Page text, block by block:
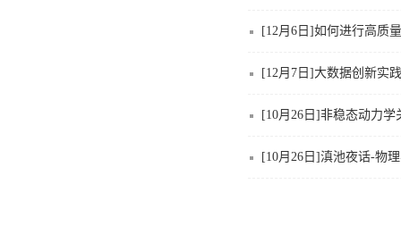
[12月6日]如何进行高质
[12月7日]大数据创新实践
[10月26日]非稳态动力
[10月26日]滇池夜话-物